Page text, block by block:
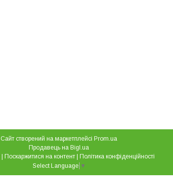
Сайт створений на маркетплейсі Prom.ua
Продавець на Bigl.ua
Поскаржитися на контент
Політика конфіденційності
Select Language ▼